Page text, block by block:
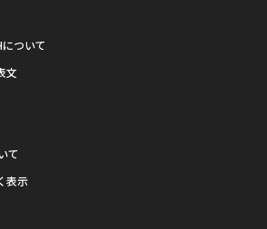
について
文
て
表示